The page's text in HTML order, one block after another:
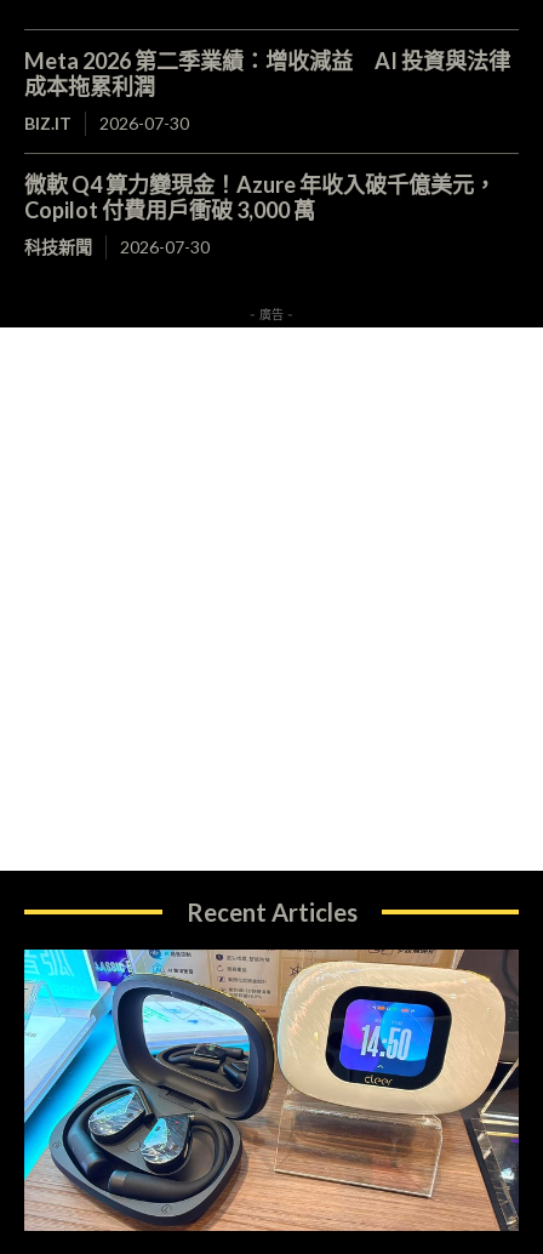
Meta 2026 第二季業績：增收減益 AI 投資與法律
成本拖累利潤
BIZ.IT 2026-07-30
微軟 Q4 算力變現金！Azure 年收入破千億美元，
Copilot 付費用戶衝破 3,000 萬
科技新聞 2026-07-30
- 廣告 -
Recent Articles